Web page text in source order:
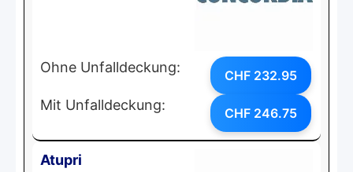
Ohne Unfalldeckung: CHF 232.95
Mit Unfalldeckung: CHF 246.75
Atupri